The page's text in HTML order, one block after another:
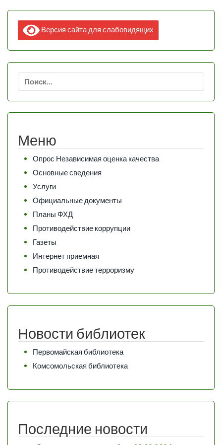
Версия сайта для слабовидящих
Меню
Опрос Независимая оценка качества
Основные сведения
Услуги
Официальные документы
Планы ФХД
Противодействие коррупции
Газеты
Интернет приемная
Противодействие терроризму
Новости библиотек
Первомайская библиотека
Комсомольская библиотека
Последние новости